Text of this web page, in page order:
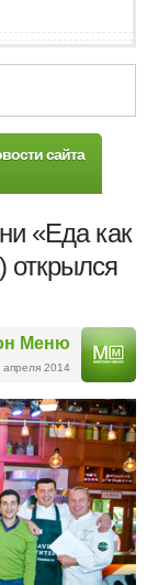
сайта
«Еда как
открылся
Меню
апреля 2014